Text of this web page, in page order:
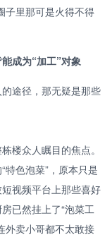
子里那可是火得不得
成为“加工”对象
途径，那无疑是那些
楼众人瞩目的焦点。
特色泡菜”，原本只是
视频平台上那些喜好
已然挂上了“泡菜工
外卖小哥都不太敢接